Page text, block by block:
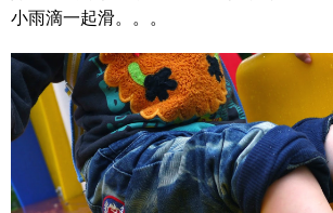
小雨滴一起滑。。。